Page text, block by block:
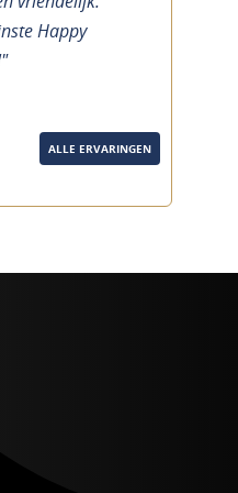
Happy
ALLE ERVARINGEN